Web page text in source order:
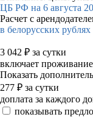
ЦБ РФ на 6 августа
Расчет с
в белорусских рублях
3 042 ₽ за сутки
включает
Показать
277 ₽ за сутки
доплата за каждого
показывать